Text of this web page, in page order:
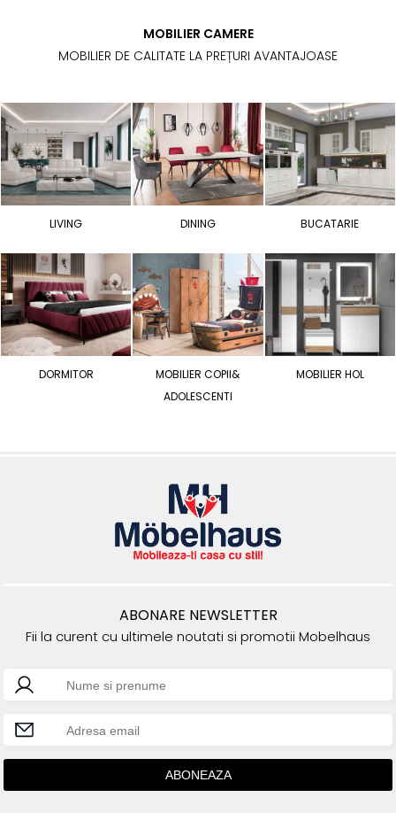
MOBILIER CAMERE
MOBILIER DE CALITATE LA PREȚURI AVANTAJOASE
LIVING DINING BUCATARIE
DORMITOR
MOBILIER COPII&
ADOLESCENTI
MOBILIER HOL
ABONARE NEWSLETTER
Fii la curent cu ultimele noutati si promotii Mobelhaus